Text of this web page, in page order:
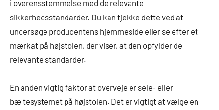
i overensstemmelse med de relevante
sikkerhedsstandarder. Du kan tjekke dette ved at
undersøge producentens hjemmeside eller se efter et
mærkat på højstolen, der viser, at den opfylder de
relevante standarder.
En anden vigtig faktor at overveje er sele- eller
bæltesystemet på højstolen. Det er vigtigt at vælge en